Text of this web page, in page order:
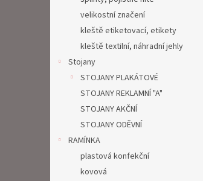
velikostní značení
kleště etiketovací, etikety
kleště textilní, náhradní jehly
Stojany
STOJANY PLAKÁTOVÉ
STOJANY REKLAMNÍ "A"
STOJANY AKČNÍ
STOJANY ODĚVNÍ
RAMÍNKA
plastová konfekční
kovová